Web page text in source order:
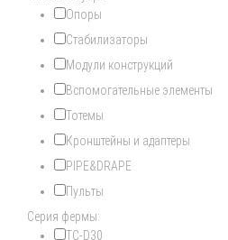
Опоры
Стабилизаторы
Модули конструкций
Вспомогательные элементы
Тотемы
Кронштейны и адаптеры
PIPE&DRAPE
Пульты
Серия фермы:
TC-D30